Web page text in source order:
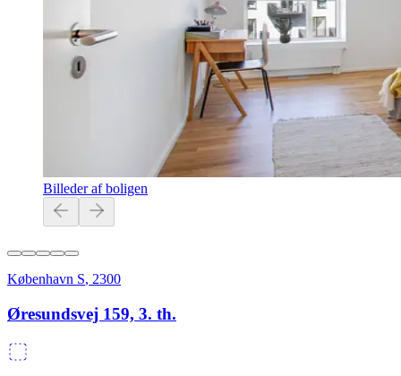
Billeder af boligen
København S, 2300
Øresundsvej 159, 3. th.